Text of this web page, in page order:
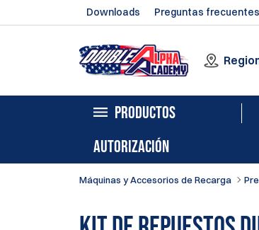
Downloads Preguntas frecuentes
PRODUCTOS
AUTORIZACIÓN
Máquinas y Accesorios de Recarga